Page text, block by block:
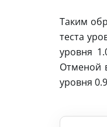
Таким
теста
уровня
Отменой
уровня